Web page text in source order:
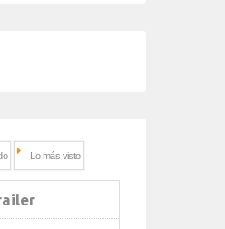
Lo más visto